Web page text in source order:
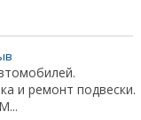
и ремонт подвески.